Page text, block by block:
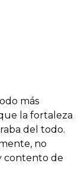
más
la fortaleza
del todo.
no
contento de